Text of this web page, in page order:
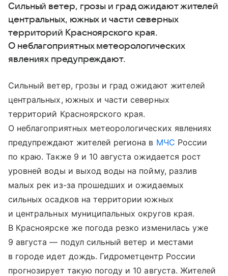
Сильный ветер, грозы и град ожидают жителей
центральных, южных и части северных
территорий Красноярского края.
О неблагоприятных метеорологических
явлениях предупреждают.
Сильный ветер, грозы и град ожидают жителей
центральных, южных и части северных
территорий Красноярского края.
О неблагоприятных метеорологических явлениях
предупреждают жителей региона в МЧС России
по краю. Также 9 и 10 августа ожидается рост
уровней воды и выход воды на пойму, разлив
малых рек из-за прошедших и ожидаемых
сильных осадков на территории южных
и центральных муниципальных округов края.
В Красноярске же погода резко изменилась уже
9 августа — подул сильный ветер и местами
в городе идет дождь. Гидрометцентр России
прогнозирует такую погоду и 10 августа. Жителей